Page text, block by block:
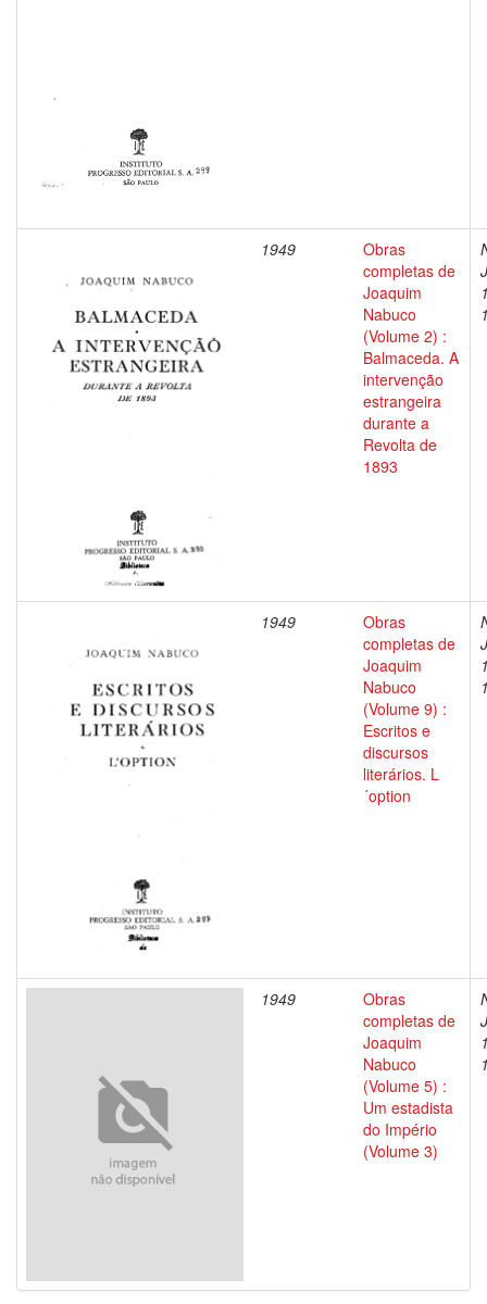
1949
Obras
completas de
Joaquim
Nabuco
(Volume 2) :
Balmaceda. A
intervenção
estrangeira
durante a
Revolta de
1893
1949
Obras
completas de
Joaquim
Nabuco
(Volume 9) :
Escritos e
discursos
literários. L
´option
1949
Obras
completas de
Joaquim
Nabuco
(Volume 5) :
Um estadista
do Império
(Volume 3)